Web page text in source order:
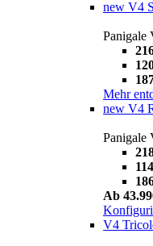
new V4
Panigale
Mehr
new V4
Panigale
Ab
V4